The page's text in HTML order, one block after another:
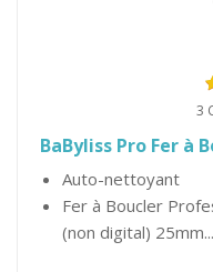
3
BaByliss Pro Fer à
Auto-nettoyant
Fer à Boucler
(non digital) 25mm...